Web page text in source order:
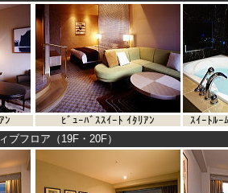
ﾝ ﾋﾞｭｰﾊﾞｽｽｲｰﾄ ｲﾀﾘｱﾝ
ｽｲｰﾄﾙｰ
ブフロア（19F・20F）